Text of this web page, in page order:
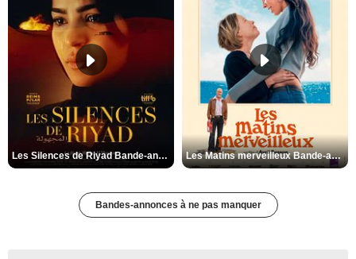
Les Silences de Riyad Bande-annonce VO STFR Les Matins merveilleux Bande-annonce VF
Bandes-annonces à ne pas manquer